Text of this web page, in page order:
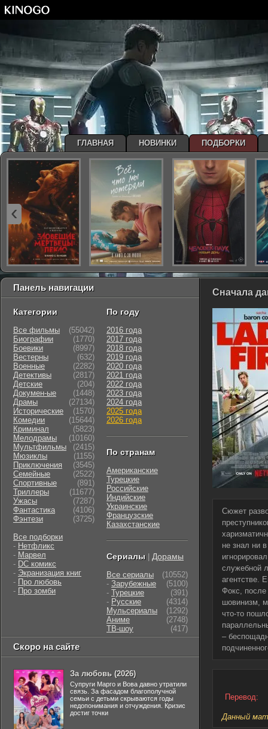
Сначала
Сюжет
не знал ни
служебной
агентстве.
Фокс, после
шовинизм,
что-то
–
Перевод:
Данный
Панель навигации
Категории
Все фильмы
(55042)
Биографии
(1770)
Боевики
(8997)
Вестерны
(632)
Военные
(2282)
Детективы
(2817)
Детские
(204)
Докумен-ые
(1448)
Драмы
(27134)
Исторические
(1570)
Комедии
(15644)
Криминал
(5823)
Мелодрамы
(10160)
Мультфильмы
(2415)
Мюзиклы
(1155)
Приключения
(3545)
Семейные
(2522)
Cпортивные
(891)
Триллеры
(11677)
Ужасы
(7287)
Фантастика
(4106)
Фэнтези
(3725)
Все подборки
- Нетфликс
- Марвел
- DC комикс
- Экранизация книг
- Про любовь
- Про зомби
По году
2016 года
2017 года
2018 года
2019 года
2020 года
2021 года
2022 года
2023 года
2024 года
2025 года
2026 года
По странам
Американские
Турецкие
Российские
Индийские
Украинские
Французские
Казахстанские
Сериалы Дорамы
Все сериалы
(10552)
- Зарубежные
(5100)
- Турецкие
(391)
- Русские
(4314)
Мульсериалы
(1292)
Аниме
(2748)
ТВ-шоу
(417)
Скоро на сайте
За любовь (2026)
Супруги Марго и Вова давно утратили
связь. За фасадом благополучной
семьи с детьми скрываются годы
недопонимания и отчуждения. Кризис
достиг точки
ГЛАВНАЯ НОВИНКИ ПОДБОРКИ
‹